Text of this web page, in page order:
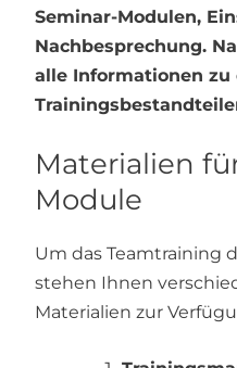
Seminar-Modulen,
Nachbesprechung.
alle Informationen zu
Materialien
Module
Um das Teamtraining
stehen Ihnen
Materialien zur